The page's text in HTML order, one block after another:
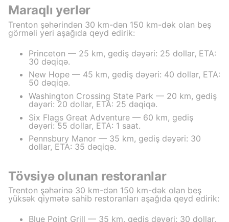
Maraqlı yerlər
Trenton şəhərindən 30 km-dən 150 km-dək olan beş
görməli yeri aşağıda qeyd edirik:
Princeton — 25 km, gediş dəyəri: 25 dollar, ETA:
30 dəqiqə.
New Hope — 45 km, gediş dəyəri: 40 dollar, ETA:
50 dəqiqə.
Washington Crossing State Park — 20 km, gediş
dəyəri: 20 dollar, ETA: 25 dəqiqə.
Six Flags Great Adventure — 60 km, gediş
dəyəri: 55 dollar, ETA: 1 saat.
Pennsbury Manor — 35 km, gediş dəyəri: 30
dollar, ETA: 35 dəqiqə.
Tövsiyə olunan restoranlar
Trenton şəhərinə 30 km-dən 150 km-dək olan beş
yüksək qiymətə sahib restoranları aşağıda qeyd edirik:
Blue Point Grill — 35 km, gediş dəyəri: 30 dollar,